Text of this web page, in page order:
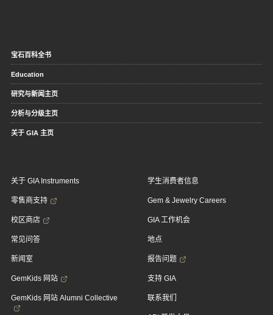
宝石百科全书
Education
研究与新闻主页
分析与分级主页
关于 GIA 主页
关于 GIA Instruments
零售商支持
校区商店
常见问答
新闻室
GemKids 网站
GemKids 网站 Alumni Collective
学生消费者信息
Gem & Jewelry Careers
GIA 工作机会
地点
报告问题
支持 GIA
联系我们